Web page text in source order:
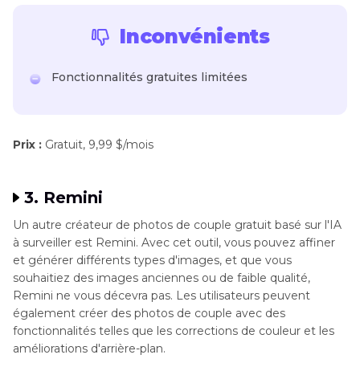
Inconvénients
Fonctionnalités gratuites limitées
Prix : Gratuit, 9,99 $/mois
3. Remini
Un autre créateur de photos de couple gratuit basé sur l'IA
à surveiller est Remini. Avec cet outil, vous pouvez affiner
et générer différents types d'images, et que vous
souhaitiez des images anciennes ou de faible qualité,
Remini ne vous décevra pas. Les utilisateurs peuvent
également créer des photos de couple avec des
fonctionnalités telles que les corrections de couleur et les
améliorations d'arrière-plan.